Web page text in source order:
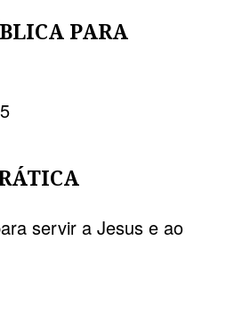
PARA
servir a Jesus e ao